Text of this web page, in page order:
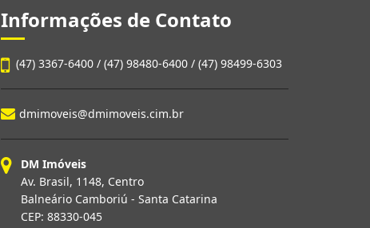
Informações de Contato
(47) 3367-6400 / (47) 98480-6400 / (47) 98499-6303
dmimoveis@dmimoveis.cim.br
DM Imóveis
Av. Brasil, 1148, Centro
Balneário Camboriú - Santa Catarina
CEP: 88330-045